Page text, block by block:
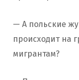
— А польские
происходит на
мигрантам?